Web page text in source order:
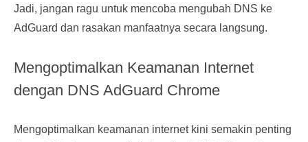
Jadi, jangan ragu untuk mencoba mengubah DNS ke
AdGuard dan rasakan manfaatnya secara langsung.
Mengoptimalkan Keamanan Internet
dengan DNS AdGuard Chrome
Mengoptimalkan keamanan internet kini semakin penting